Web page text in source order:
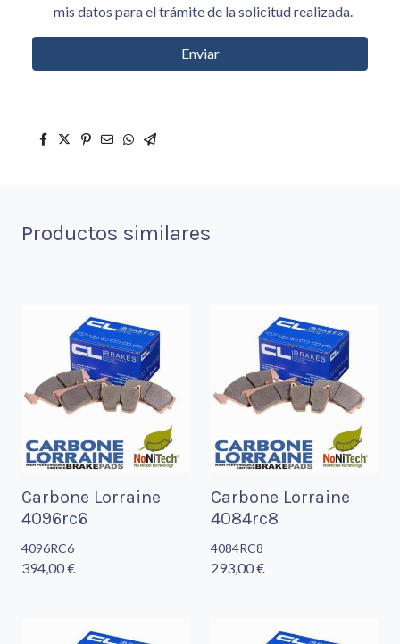
mis datos para el trámite de la solicitud realizada.
Enviar
Productos similares
Carbone Lorraine
4096rc6
4096RC6
394,00 €
Carbone Lorraine
4084rc8
4084RC8
293,00 €